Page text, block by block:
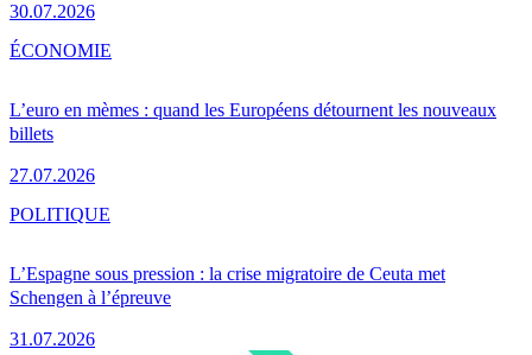
30.07.2026
L’euro en mèmes : quand les Européens détournent les nouveaux
billets
27.07.2026
ÉCONOMIE
L’Espagne sous pression : la crise migratoire de Ceuta met
Schengen à l’épreuve
31.07.2026
POLITIQUE